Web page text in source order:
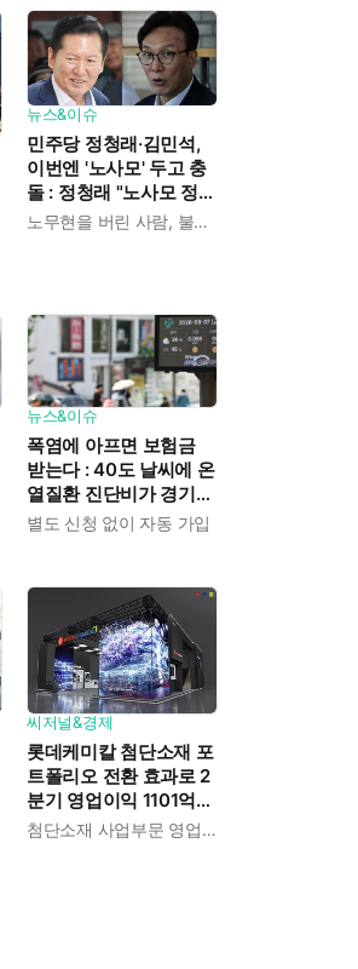
뉴스&이슈
민주당 정청래·김민석,
이번엔 '노사모' 두고 충
돌 : 정청래 "노사모 정신
으로 승리" vs 김민석 측노무현을 버린 사람, 불편하겠지
뉴스&이슈
폭염에 아프면 보험금
받는다 : 40도 날씨에 온
열질환 진단비가 경기도
민에게 주어진다
별도 신청 없이 자동 가입
씨저널&경제
롯데케미칼 첨단소재 포
트폴리오 전환 효과로 2
분기 영업이익 1101억
흑자전환 : 대산·여수 사첨단소재 사업부문 영업이익 1325억 원